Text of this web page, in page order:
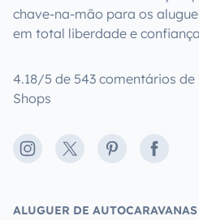
chave-na-mão para os
em total liberdade e
4.18/5 de 543 comentários
Shops
Instagram
X PinterestFacebook
ALUGUER DE AUTOCARAVANAS